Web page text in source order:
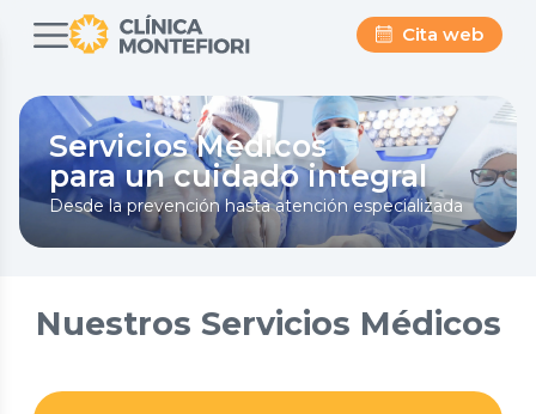
Cita web
Servicios Médicos
para un cuidado integral
Desde la prevención hasta atención especializada
Nuestros Servicios Médicos